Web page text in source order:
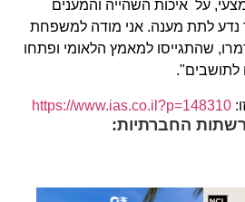
על איכות השהייה והמענים
נדע לתת מענה. אני מודה למשפחת
שהתגייסו למאמץ הלאומי ופתחו
https://www.ias.co.il?p=148310
החברתיות: